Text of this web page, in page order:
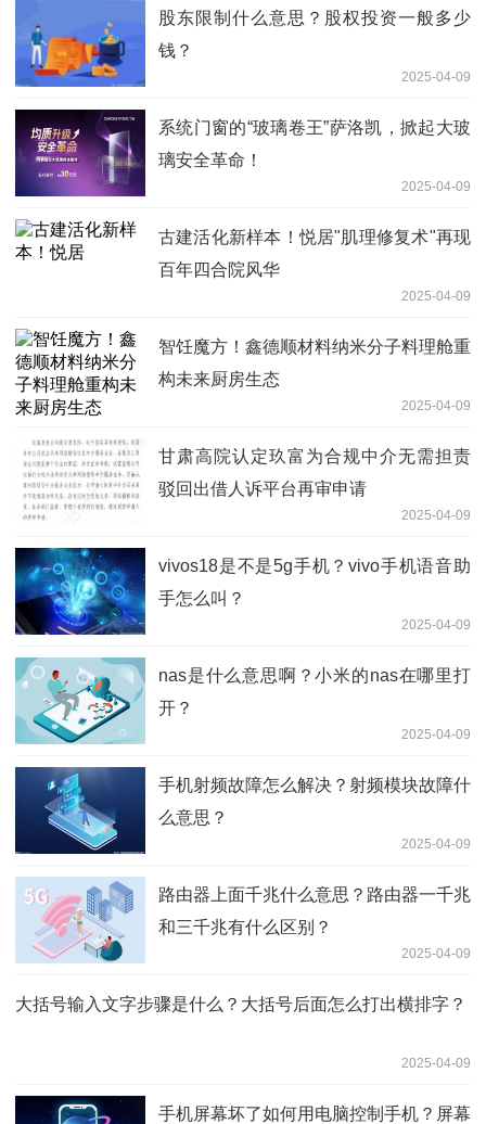
股东限制什么意思？股权投资一般多少
钱？
2025-04-09
系统门窗的“玻璃卷王”萨洛凯，掀起大玻
璃安全革命！
2025-04-09
古建活化新样本！悦居"肌理修复术"再现
百年四合院风华
2025-04-09
智饪魔方！鑫德顺材料纳米分子料理舱重
构未来厨房生态
2025-04-09
甘肃高院认定玖富为合规中介无需担责
驳回出借人诉平台再审申请
2025-04-09
vivos18是不是5g手机？vivo手机语音助
手怎么叫？
2025-04-09
nas是什么意思啊？小米的nas在哪里打
开？
2025-04-09
手机射频故障怎么解决？射频模块故障什
么意思？
2025-04-09
路由器上面千兆什么意思？路由器一千兆
和三千兆有什么区别？
2025-04-09
大括号输入文字步骤是什么？大括号后面怎么打出横排字？
2025-04-09
手机屏幕坏了如何用电脑控制手机？屏幕